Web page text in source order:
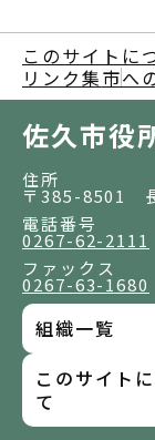
このサイトに
リンク集市へ
佐久市役
住所
〒385-8501
電話番号
0267-62-2111
ファックス
0267-63-1680
組織一覧
このサイト
て